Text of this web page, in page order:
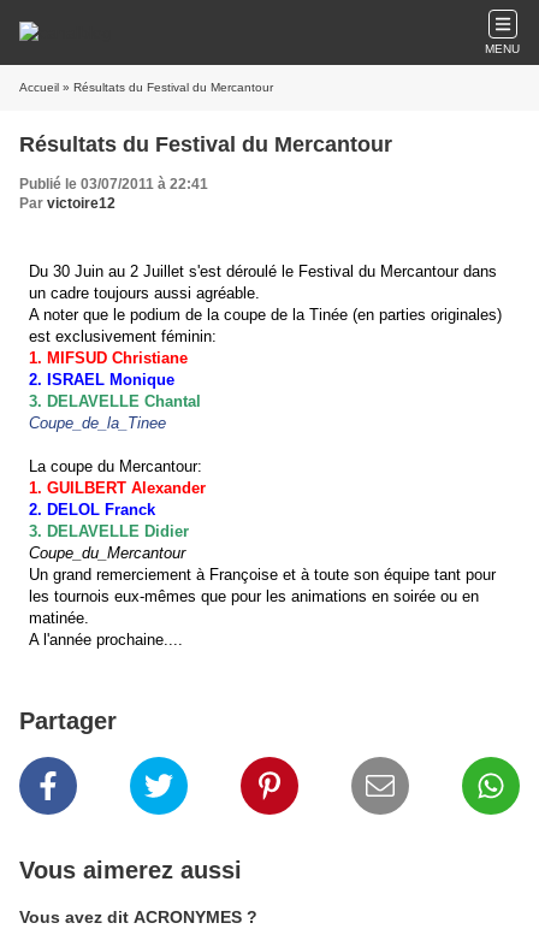
MENU
Accueil » Résultats du Festival du Mercantour
Résultats du Festival du Mercantour
Publié le 03/07/2011 à 22:41
Par victoire12
Du 30 Juin au 2 Juillet s'est déroulé le Festival du Mercantour dans
un cadre toujours aussi agréable.
A noter que le podium de la coupe de la Tinée (en parties originales)
est exclusivement féminin:
1. MIFSUD Christiane
2. ISRAEL Monique
3. DELAVELLE Chantal
Coupe_de_la_Tinee
La coupe du Mercantour:
1. GUILBERT Alexander
2. DELOL Franck
3. DELAVELLE Didier
Coupe_du_Mercantour
Un grand remerciement à Françoise et à toute son équipe tant pour
les tournois eux-mêmes que pour les animations en soirée ou en
matinée.
A l'année prochaine....
Partager
Vous aimerez aussi
Vous avez dit ACRONYMES ?